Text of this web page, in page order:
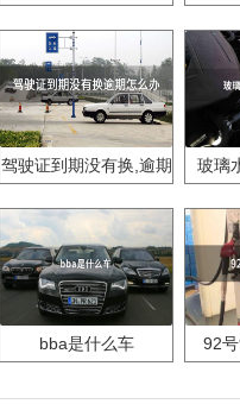
驾驶证到期没有换,逾期
玻璃
bba是什么车 92